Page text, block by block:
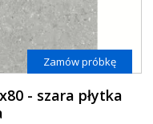
Zamów próbkę
- szara płytka